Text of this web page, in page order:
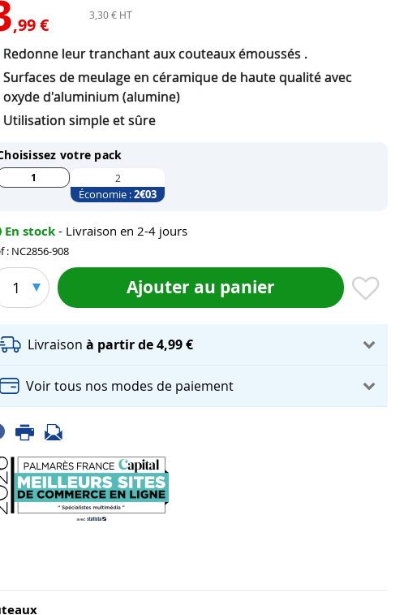
,99 € 3,30 € HT
Redonne leur tranchant aux couteaux émoussés .
Surfaces de meulage en céramique de haute qualité avec
oxyde d'aluminium (alumine)
Utilisation simple et sûre
votre pack
1 2
Économie :2€03
En stock - Livraison en 2-4 jours
: NC2856-908
1 Ajouter au panier
Livraisonà partir de 4,99 €
Voir tous nos modes de paiement